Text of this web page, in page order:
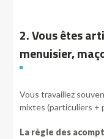
2. Vous êtes
menuisier,
Vous travaillez
mixtes (particuliers +
La règle des